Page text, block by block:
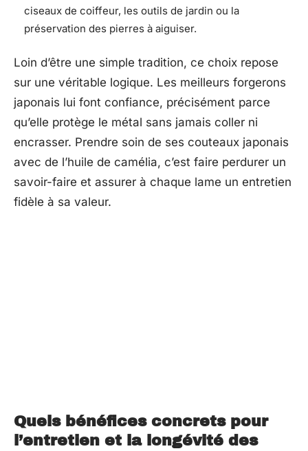
ciseaux de coiffeur, les outils de jardin ou la
préservation des pierres à aiguiser.
Loin d’être une simple tradition, ce choix repose
sur une véritable logique. Les meilleurs forgerons
japonais lui font confiance, précisément parce
qu’elle protège le métal sans jamais coller ni
encrasser. Prendre soin de ses couteaux japonais
avec de l’huile de camélia, c’est faire perdurer un
savoir-faire et assurer à chaque lame un entretien
fidèle à sa valeur.
Quels bénéfices concrets pour
l’entretien et la longévité des